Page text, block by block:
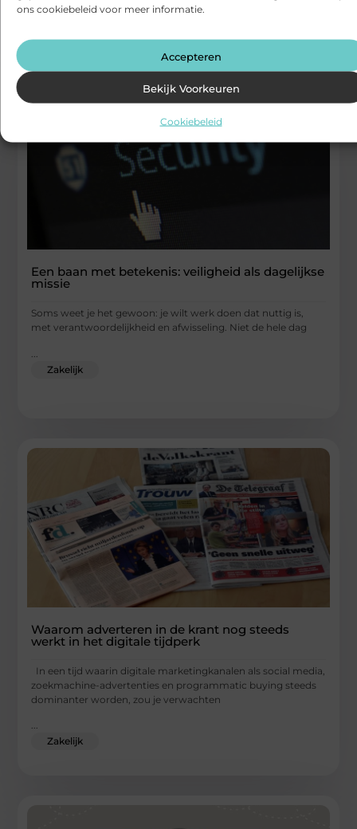
ons cookiebeleid voor meer informatie.
Accepteren
Bekijk Voorkeuren
Cookiebeleid
...
Een baan met betekenis: veiligheid als dagelijkse
missie
Soms weet je het gewoon: je wilt werk doen dat nuttig is,
met verantwoordelijkheid en afwisseling. Niet de hele dag
Zakelijk
Waarom adverteren in de krant nog steeds
werkt in het digitale tijdperk
In een tijd waarin digitale marketingkanalen als social media,
zoekmachine-advertenties en programmatic buying steeds
dominanter worden, zou je verwachten
...
Zakelijk